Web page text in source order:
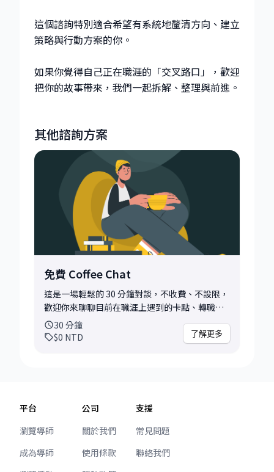
這個諮詢特別適合希望有系統地釐清方向、建立
策略與行動方案的你。
如果你覺得自己正在職涯的「交叉路口」，歡迎
把你的故事帶來，我們一起拆解、整理與前進。
其他諮詢方案
免費 Coffee Chat
這是一場輕鬆的 30 分鐘對談，不收費、不設限，
歡迎你來聊聊目前在職涯上遇到的卡點、轉職上
的猶豫，或任何讓你感到不確定的想法。 無論你
只是單純想聽聽不同的觀點，還是希望從對談中
釐清思緒、獲得一些方向，這都會是一個不錯的
麼？」如果能帶著一點具體的提問或情境來談，
通常會更有幫助！ 常見會聊到的主題有： • 人生
感到迷惘？想轉職但還不確定方向？ • 老闆卡，
• 不知道目前的技能夠不夠應徵某個職位？ • 想
了解某個領域的工作內容或準備方法 • 想知道心
30 分鐘
$0 NTD 了解更多
平台
瀏覽導師
成為導師
公司
關於我們
使用條款
支援
常見問題
聯絡我們